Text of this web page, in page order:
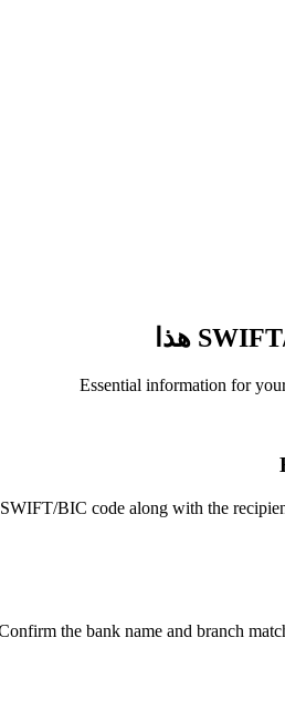
Essential information for
BIC code along with the
the bank name and branch